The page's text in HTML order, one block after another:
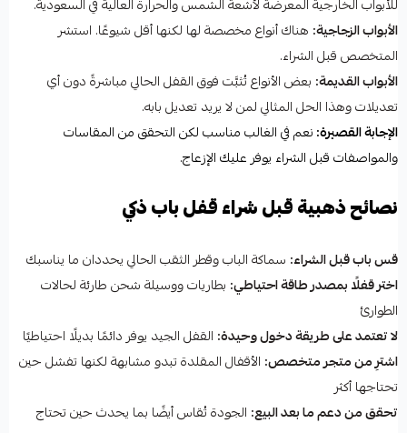
الأبواب الزجاجية: هناك أنواع مخصصة لها لكنها أقل شيوعًا. استشر
المتخصص قبل الشراء.
الأبواب القديمة: بعض الأنواع تُثبَّت فوق القفل الحالي مباشرةً دون أي
تعديلات وهذا الحل المثالي لمن لا يريد تعديل بابه.
الإجابة القصيرة:نعم في الغالب مناسب لكن التحقق من المقاسات
والمواصفات قبل الشراء يوفر عليك الإزعاج.
نصائح ذهبية قبل شراء قفل باب ذكي
قس باب قبل الشراء: سماكة الباب وقطر الثقب الحالي يحددان ما يناسبك
اختر قفلًا بمصدر طاقة احتياطي: بطاريات ووسيلة شحن طارئة لحالات
الطوارئ
لا تعتمد على طريقة دخول وحيدة: القفل الجيد يوفر دائمًا بديلًا احتياطيًا
اشترِ من متجر متخصص: الأقفال المقلدة تبدو مشابهة لكنها تفشل حين
تحتاجها أكثر
تحقق من دعم ما بعد البيع: الجودة تُقاس أيضًا بما يحدث حين تحتاج